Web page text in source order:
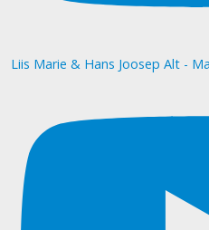
Liis Marie & Hans Joosep Alt -